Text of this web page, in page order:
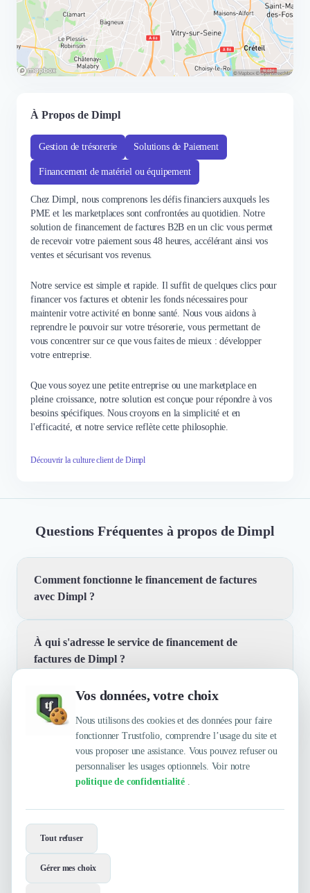
Vos données, votre choix
Nous utilisons des cookies et des données pour faire
fonctionner Trustfolio, comprendre l’usage du site et
vous proposer une assistance. Vous pouvez refuser ou
personnaliser les usages optionnels. Voir notre
politique de confidentialité .
Tout refuser
Gérer mes choix
À Propos de Dimpl
Gestion de trésorerie Solutions de Paiement
Financement de matériel ou équipement
Chez Dimpl, nous comprenons les défis financiers auxquels les
PME et les marketplaces sont confrontées au quotidien. Notre
solution de financement de factures B2B en un clic vous permet
de recevoir votre paiement sous 48 heures, accélérant ainsi vos
ventes et sécurisant vos revenus.
Notre service est simple et rapide. Il suffit de quelques clics pour
financer vos factures et obtenir les fonds nécessaires pour
maintenir votre activité en bonne santé. Nous vous aidons à
reprendre le pouvoir sur votre trésorerie, vous permettant de
vous concentrer sur ce que vous faites de mieux : développer
votre entreprise.
Que vous soyez une petite entreprise ou une marketplace en
pleine croissance, notre solution est conçue pour répondre à vos
besoins spécifiques. Nous croyons en la simplicité et en
l'efficacité, et notre service reflète cette philosophie.
Découvrir la culture client de Dimpl
Questions Fréquentes à propos de Dimpl
Comment fonctionne le financement de factures
avec Dimpl ?
Nous proposons un service de financement de factures
B2B en un clic, permettant aux PME et aux
Cela accélère vos ventes et sécurise vos revenus, vous
aidant à reprendre le contrôle de votre trésorerie.
À qui s'adresse le service de financement de
factures de Dimpl ?
Notre service est conçu pour les PME et les
marketplaces qui ont besoin de financer rapidement
leurs factures B2B. Que vous soyez une petite
entreprise ou une plateforme de vente en ligne, nous
vous aidons à obtenir des paiements rapides et
Quelles sont les principales qualités que leur
reconnaissent leurs clients ?
Trustfolio a authentifié les feedbacks suivants :